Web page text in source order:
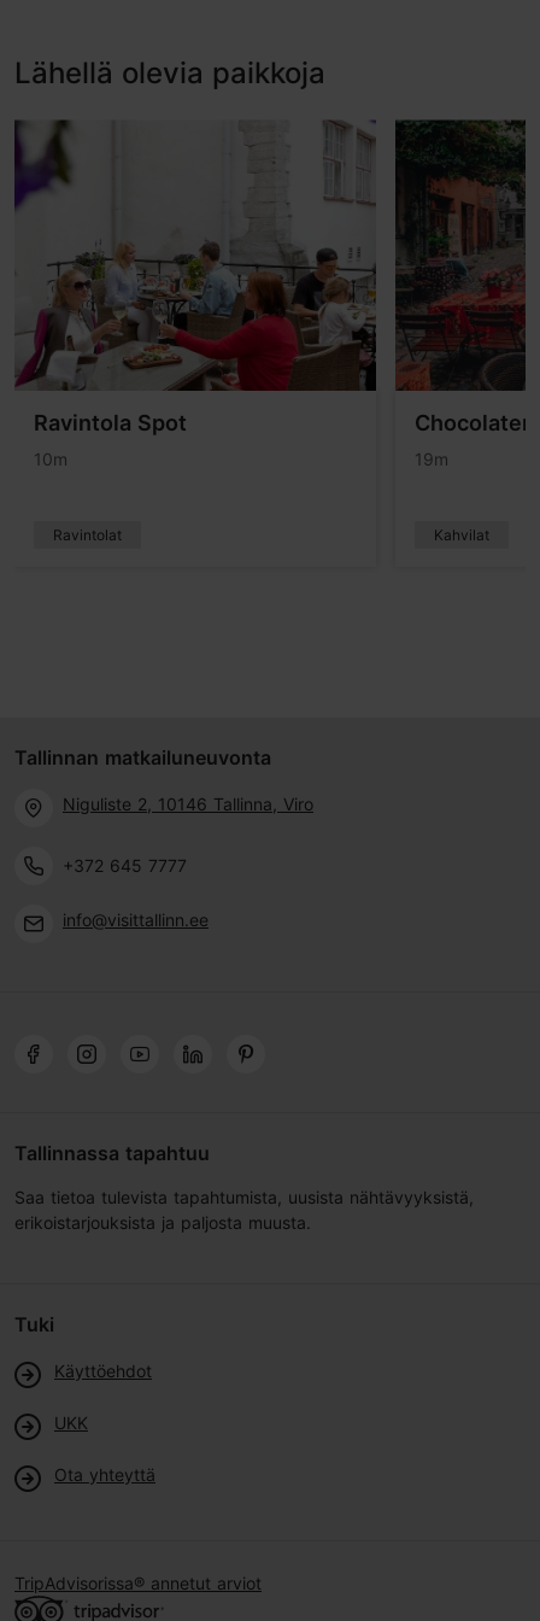
Lähellä olevia paikkoja
Ravintola Spot
10m
Ravintolat
19m
Kahvilat
Tallinnan matkailuneuvonta
Niguliste 2, 10146 Tallinna, Viro
+372 645 7777
info@visittallinn.ee
Tallinnassa tapahtuu
Saa tietoa tulevista tapahtumista, uusista nähtävyyksistä,
erikoistarjouksista ja paljosta muusta.
Tuki
Käyttöehdot
UKK
Ota yhteyttä
TripAdvisorissa® annetut arviot